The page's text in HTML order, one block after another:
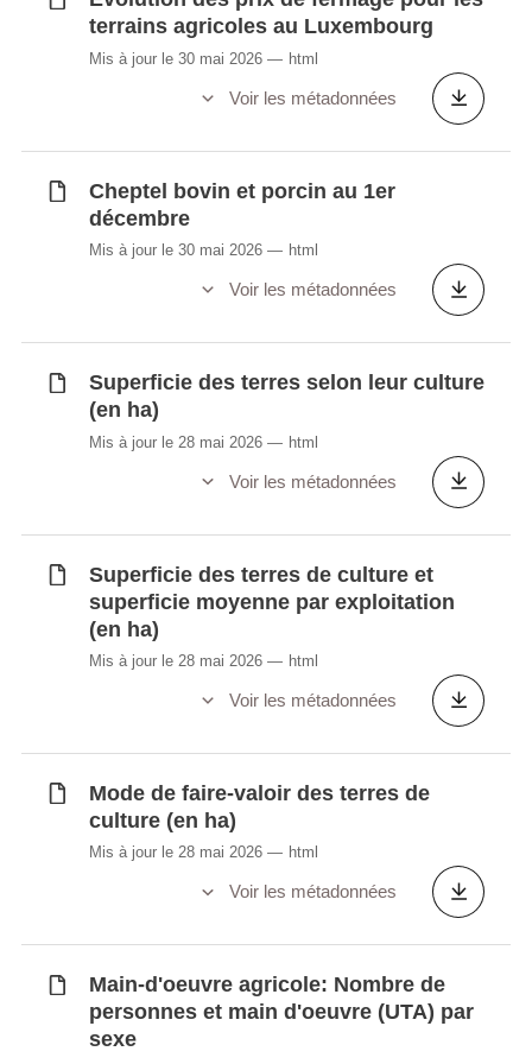
terrains agricoles au Luxembourg
Mis à jour le 30 mai 2026 html
Voir les métadonnées
Cheptel bovin et porcin au 1er
décembre
Mis à jour le 30 mai 2026 html
Voir les métadonnées
Superficie des terres selon leur culture
(en ha)
Mis à jour le 28 mai 2026 html
Voir les métadonnées
Superficie des terres de culture et
superficie moyenne par exploitation
(en ha)
Mis à jour le 28 mai 2026 html
Voir les métadonnées
Mode de faire-valoir des terres de
culture (en ha)
Mis à jour le 28 mai 2026 html
Voir les métadonnées
Main-d'oeuvre agricole: Nombre de
personnes et main d'oeuvre (UTA) par
sexe